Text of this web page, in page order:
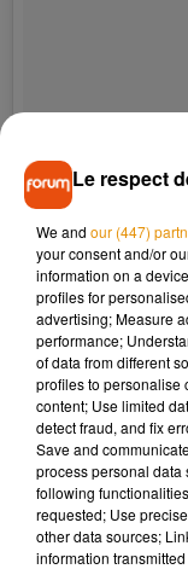
Black♠️
Une publication
Le respect
We and our (447)
your consent and/or
information on a
profiles for
advertising; Measure
performance;
of data from different
profiles to personalise
content; Use limited
detect fraud, and fix
Save and
process personal data
following
requested; Use
other data sources;
information